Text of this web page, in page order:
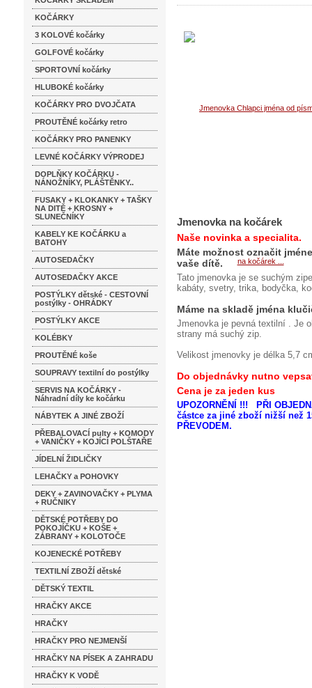
KOČÁRKY
3 KOLOVÉ kočárky
GOLFOVÉ kočárky
SPORTOVNÍ kočárky
HLUBOKÉ kočárky
KOČÁRKY PRO DVOJČATA
PROUTĚNÉ kočárky retro
KOČÁRKY PRO PANENKY
LEVNÉ KOČÁRKY VÝPRODEJ
DOPLŇKY KOČÁRKU -
NÁNOŽNÍKY, PLÁŠTĚNKY..
FUSAKY + KLOKANKY + TAŠKY
NA DITĚ + KROSNY +
SLUNEČNÍKY
KABELY KE KOČÁRKU a
BATOHY
AUTOSEDAČKY
AUTOSEDAČKY AKCE
POSTÝLKY dětské - CESTOVNÍ
postýlky - OHRÁDKY
POSTÝLKY AKCE
KOLÉBKY
PROUTĚNÉ koše
SOUPRAVY textilní do postýlky
SERVIS NA KOČÁRKY -
Náhradní díly ke kočárku
NÁBYTEK A JINÉ ZBOŽÍ
PŘEBALOVACÍ pulty + KOMODY
+ VANIČKY + KOJÍCÍ POLŠTAŘE
JÍDELNÍ ŽIDLIČKY
LEHAČKY a POHOVKY
DEKY + ZAVINOVAČKY + PLYMA
+ RUČNIKY
DĚTSKÉ POTŘEBY DO
POKOJÍČKU + KOŠE +
ZÁBRANY + KOLOTOČE
KOJENECKÉ POTŘEBY
TEXTILNÍ ZBOŽÍ dětské
DĚTSKÝ TEXTIL
HRAČKY AKCE
HRAČKY
HRAČKY PRO NEJMENŠÍ
HRAČKY NA PÍSEK A ZAHRADU
HRAČKY K VODĚ
Jmenovka na kočárek
Naše novinka a specialita.
Máte možnost označit
vaše dítě.
Tato jmenovka je se suchým
kabáty, svetry, trika, bodyčka,
Máme na skladě jména
Jmenovka je pevná textilní . Je
strany má suchý zip.
Velikost jmenovky je délka 5,7
Do objednávky nutno
Cena je za jeden kus
UPOZORNĚNÍ !!! PŘI
částce za jiné zboží nižší než
PŘEVODEM.